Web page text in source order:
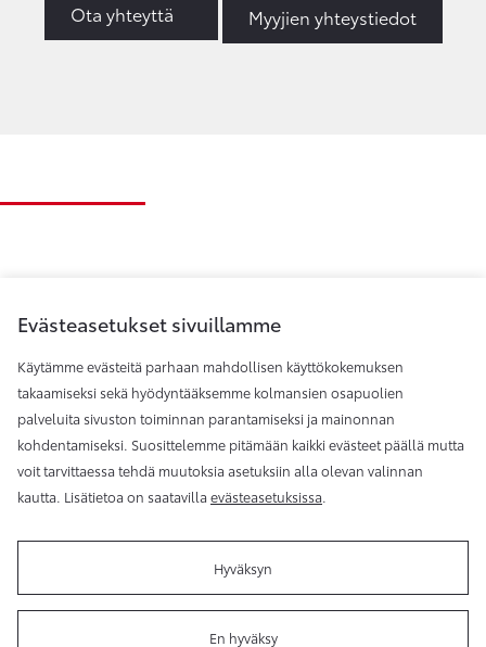
Ota yhteyttä Myyjien yhteystiedot
Toyota Helsinki
Käyttöehdot Evästeasetukset Reklamaatio Tilaa
Evästeasetukset sivuillamme
Käytämme evästeitä parhaan mahdollisen käyttökokemuksen
takaamiseksi sekä hyödyntääksemme kolmansien osapuolien
palveluita sivuston toiminnan parantamiseksi ja mainonnan
kohdentamiseksi. Suosittelemme pitämään kaikki evästeet päällä mutta
voit tarvittaessa tehdä muutoksia asetuksiin alla olevan valinnan
kautta. Lisätietoa on saatavilla evästeasetuksissa.
Hyväksyn
En hyväksy